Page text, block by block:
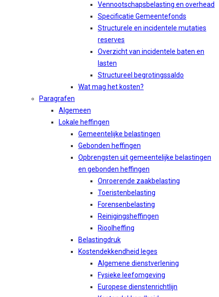
Vennootschapsbelasting en overhead
Specificatie Gemeentefonds
Structurele en incidentele mutaties
reserves
Overzicht van incidentele baten en
lasten
Structureel begrotingssaldo
Wat mag het kosten?
Paragrafen
Algemeen
Lokale heffingen
Gemeentelijke belastingen
Gebonden heffingen
Opbrengsten uit gemeentelijke belastingen
en gebonden heffingen
Onroerende zaakbelasting
Toeristenbelasting
Forensenbelasting
Reinigingsheffingen
Rioolheffing
Belastingdruk
Kostendekkendheid leges
Algemene dienstverlening
Fysieke leefomgeving
Europese dienstenrichtlijn